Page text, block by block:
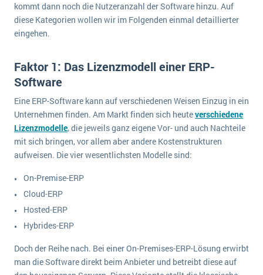
kommt dann noch die Nutzeranzahl der Software hinzu. Auf
diese Kategorien wollen wir im Folgenden einmal detaillierter
eingehen.
Faktor 1: Das Lizenzmodell einer ERP-
Software
Eine ERP-Software kann auf verschiedenen Weisen Einzug in ein
Unternehmen finden. Am Markt finden sich heuteverschiedene
Lizenzmodelle, die jeweils ganz eigene Vor- und auch Nachteile
mit sich bringen, vor allem aber andere Kostenstrukturen
aufweisen. Die vier wesentlichsten Modelle sind:
On-Premise-ERP
Cloud-ERP
Hosted-ERP
Hybrides-ERP
Doch der Reihe nach. Bei einer On-Premises-ERP-Lösung erwirbt
man die Software direkt beim Anbieter und betreibt diese auf